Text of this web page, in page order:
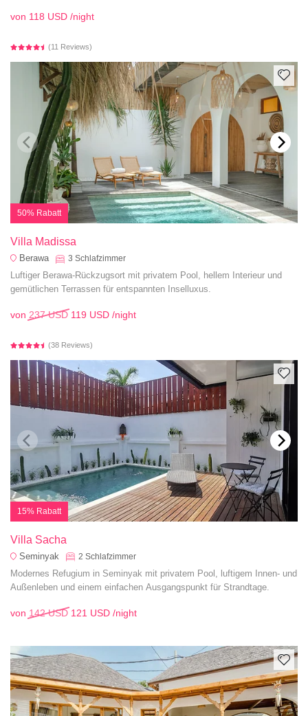
von 118 USD /night
(11 Reviews)
50% Rabatt
Villa Madissa
Berawa 3 Schlafzimmer
Luftiger Berawa-Rückzugsort mit privatem Pool, hellem Interieur und
gemütlichen Terrassen für entspannten Inselluxus.
von 237 USD 119 USD /night
(38 Reviews)
15% Rabatt
Villa Sacha
Seminyak 2 Schlafzimmer
Modernes Refugium in Seminyak mit privatem Pool, luftigem Innen- und
Außenleben und einem einfachen Ausgangspunkt für Strandtage.
von 142 USD 121 USD /night